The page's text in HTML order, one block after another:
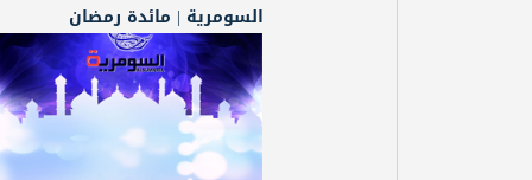
السومرية | مائدة رمضان